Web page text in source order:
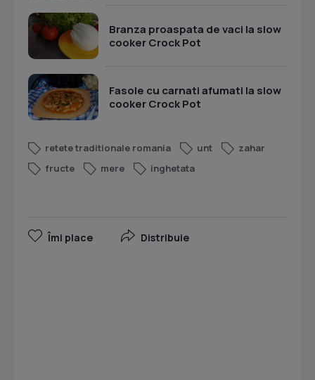
Branza proaspata de vaci la slow
cooker Crock Pot
Fasole cu carnati afumati la slow
cooker Crock Pot
retete traditionale romania unt
zahar
fructe
mere inghetata
Îmi place Distribuie